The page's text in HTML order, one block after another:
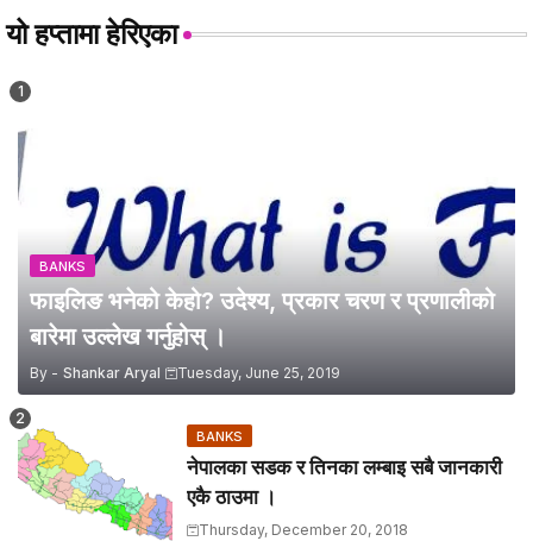
यो हप्तामा हेरिएका
BANKS
फाइलिङ भनेको केहो? उदेश्य, प्रकार चरण र प्रणालीको
बारेमा उल्लेख गर्नुहोस् ।
By - Shankar Aryal Tuesday, June 25, 2019
BANKS
नेपालका सडक र तिनका लम्बाइ सबै जानकारी
एकै ठाउमा ।
Thursday, December 20, 2018